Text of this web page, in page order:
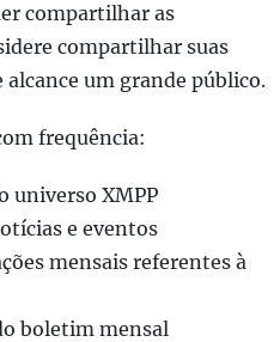
compartilhar as
compartilhar suas
um grande público.
frequência:
universo XMPP
e eventos
mensais referentes à
boletim mensal